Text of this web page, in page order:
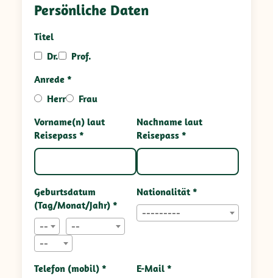
Persönliche Daten
Titel
Dr.
Prof.
Anrede *
Herr
Frau
Vorname(n) laut
Reisepass *
Nachname laut
Reisepass *
Geburtsdatum
(Tag/Monat/Jahr) *
--
--
--
Nationalität *
---------
Telefon (mobil) * E-Mail *